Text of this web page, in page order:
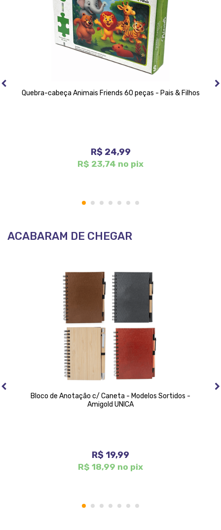
Quebra-cabeça Animais Friends 60 peças - Pais & Filhos
R$ 24,99
R$ 23,74 no pix
1 2 3 4 5 6 7
ACABARAM DE CHEGAR
Bloco de Anotação c/ Caneta - Modelos Sortidos -
Amigold UNICA
R$ 19,99
R$ 18,99 no pix
1 2 3 4 5 6 7